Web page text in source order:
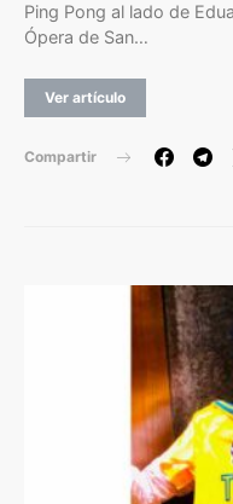
Ping Pong al lado de
Ópera de San…
Ver artículo
Compartir